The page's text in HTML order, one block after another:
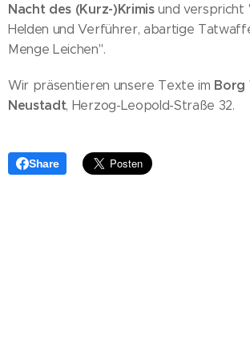
Nacht des (Kurz-)Krimisund verspricht
Helden und Verführer, abartige
Menge Leichen".
Wir präsentieren unsere Texte im Borg
Neustadt, Herzog-Leopold-Straße 32.
Share